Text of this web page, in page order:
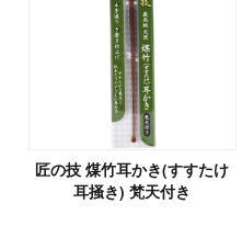
匠の技 煤竹耳かき(すすたけ
耳掻き) 梵天付き